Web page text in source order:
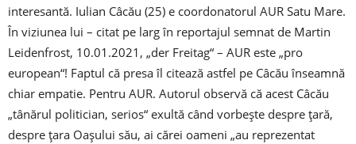
interesantă. Iulian Câcău (25) e coordonatorul AUR Satu Mare.
În viziunea lui – citat pe larg în reportajul semnat de Martin
Leidenfrost, 10.01.2021, „der Freitag“ – AUR este „pro
european“! Faptul că presa îl citează astfel pe Câcău înseamnă
chiar empatie. Pentru AUR. Autorul observă că acest Câcău
„tânărul politician, serios“ exultă când vorbește despre țară,
despre țara Oașului său, ai cărei oameni „au reprezentat